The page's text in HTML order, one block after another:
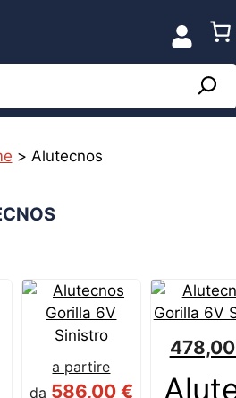
> Alutecnos
a partire
da 586,00 €